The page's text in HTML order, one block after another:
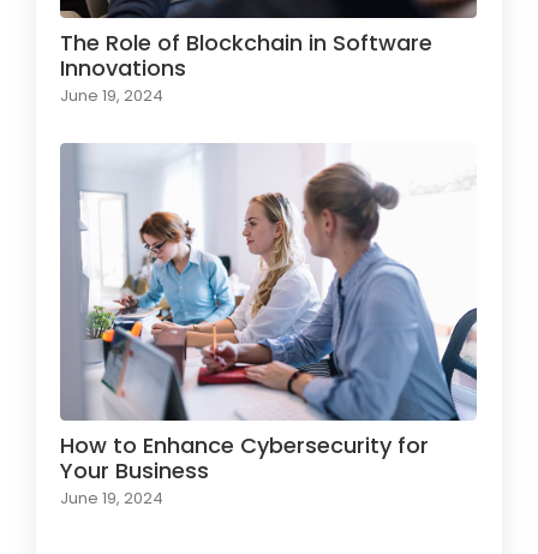
The Role of Blockchain in Software
Innovations
June 19, 2024
How to Enhance Cybersecurity for
Your Business
June 19, 2024